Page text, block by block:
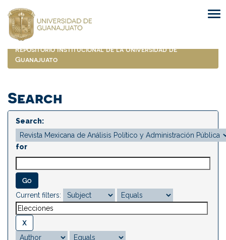
navigation
Repositorio Institucional de la Universidad de
Guanajuato
Search
Search:
for
Current filters: